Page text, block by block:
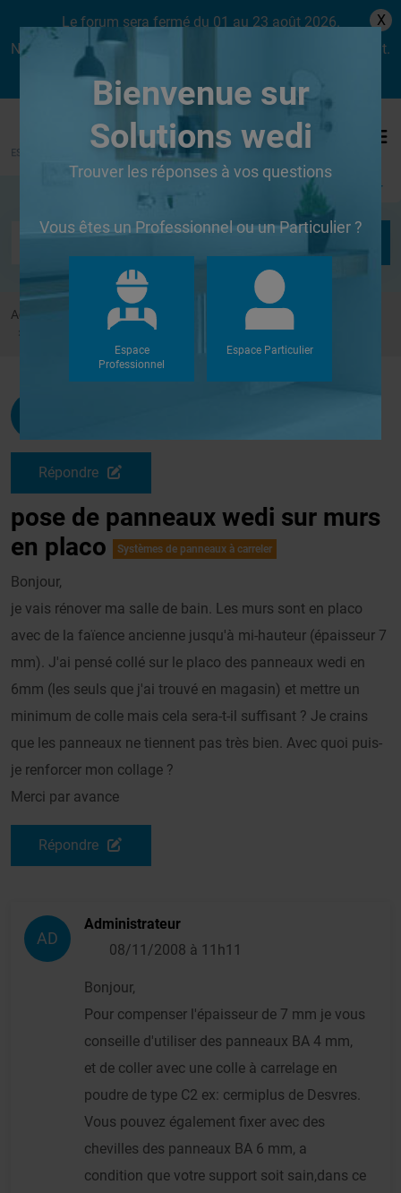
Le forum sera fermé du 01 au 23 août 2026.
Nous aurons le plaisir de vous retrouver dès le lundi 24 août.
X
Se connecter
Accueil Forums
Systèmes de panneaux à carreler
pose de panneaux wedi sur murs en placo
Répondre
pose de panneaux wedi sur murs
en placo
Systèmes de panneaux à carreler
Bonjour,
je vais rénover ma salle de bain. Les murs sont en placo
avec de la faïence ancienne jusqu'à mi-hauteur (épaisseur 7
mm). J'ai pensé collé sur le placo des panneaux wedi en
6mm (les seuls que j'ai trouvé en magasin) et mettre un
minimum de colle mais cela sera-t-il suffisant ? Je crains
que les panneaux ne tiennent pas très bien. Avec quoi puis-
je renforcer mon collage ?
Merci par avance
Répondre
AD
Administrateur
08/11/2008 à 11h11
Bonjour,
Pour compenser l'épaisseur de 7 mm je vous
conseille d'utiliser des panneaux BA 4 mm,
et de coller avec une colle à carrelage en
poudre de type C2 ex: cermiplus de Desvres.
Vous pouvez également fixer avec des
chevilles des panneaux BA 6 mm, a
condition que votre support soit sain,dans ce
Bienvenue sur
Solutions wedi
Trouver les réponses à vos questions
Vous êtes un Professionnel ou un Particulier ?
Espace
Professionnel
Espace Particulier